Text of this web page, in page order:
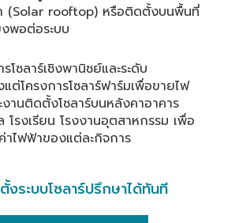
(Solar rooftop) หรือติดตั้งบนพื้นที่
โซลาร์เชิงพานิชย์และระดับ
ต่โครงการโซลาร์ฟาร์มเพื่อขายไฟ
งานติดตั้งโซลาร์บนหลังคาอาคาร
โรงเรียน โรงงานอุตสาหกรรม เพื่อ
าไฟฟ้าของแต่ละกิจการ
งระบบโซลาร์ปรึกษาได้ทันที